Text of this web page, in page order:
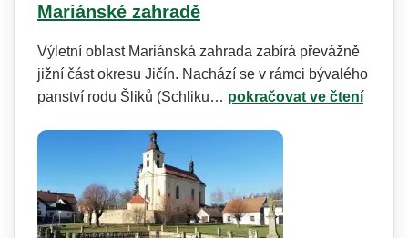
Mariánské zahradě
Výletní oblast Mariánská zahrada zabírá převážně
jižní část okresu Jičín. Nachází se v rámci bývalého
panství rodu Šliků (Schliku… pokračovat ve čtení